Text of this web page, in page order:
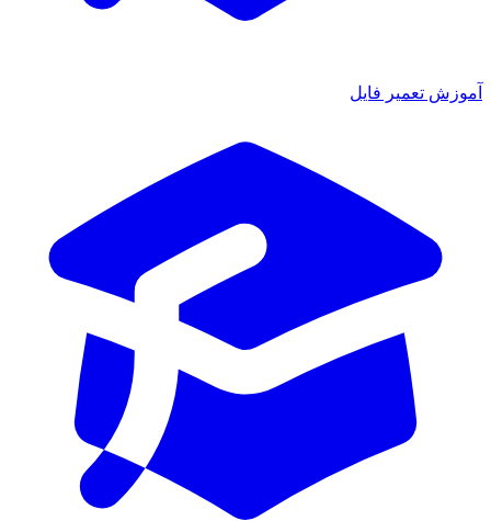
تعمیر فایل